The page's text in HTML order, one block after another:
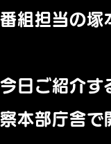
番組担当の塚
今日ご紹介す
察本部庁舎で